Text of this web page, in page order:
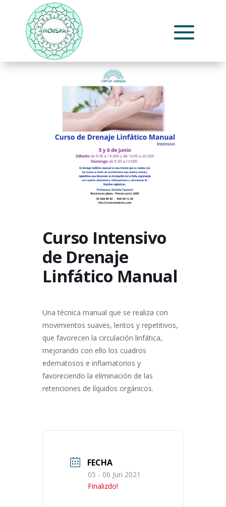
Curso Intensivo
de Drenaje
Linfático Manual
Una técnica manual que se realiza con
movimientos suaves, lentos y repetitivos,
que favorecen la circulación linfática,
mejorando con ello los cuadros
edematosos e inflamatorios y
favoreciendo la eliminación de las
retenciones de líquidos orgánicos.
FECHA
05 - 06 Jun 2021
Finalizdo!